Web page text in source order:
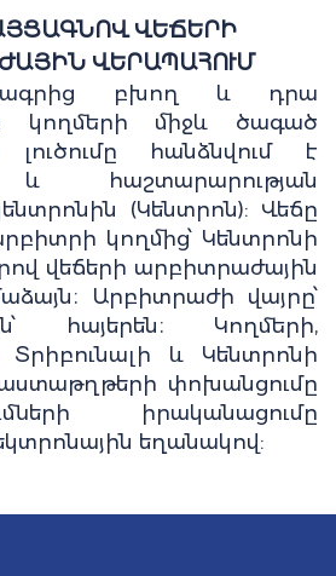
ՎԵՃԵՐԻ
ՎԵՐԱՊԱՀՈՒՄ
բխող և դրա
կողմերի միջև ծագած
հանձնվում է
հաշտարարության
(Կենտրոն): Վեճը
կողմից՝ Կենտրոնի
վեճերի արբիտրաժային
Արբիտրաժի վայրը՝
հայերեն։ Կողմերի,
և Կենտրոնի
փոխանցումը
իրականացումը
եղանակով: